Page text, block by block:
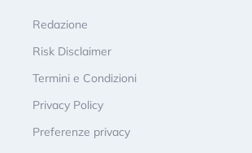
Redazione
Risk Disclaimer
Termini e Condizioni
Privacy Policy
Preferenze privacy